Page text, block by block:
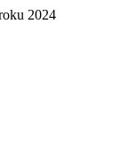
2024